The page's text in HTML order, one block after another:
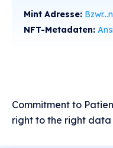
Mint Adresse:
NFT-Metadaten:
Commitment to
right to the right